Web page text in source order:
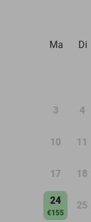
Ma
Di
3 4
10 11
17 18
24
€155
25